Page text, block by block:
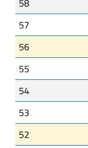
57
56
55
54
53
52